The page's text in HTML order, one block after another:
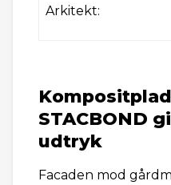
Arkitekt:
STACBOND
udtryk
Facaden mod